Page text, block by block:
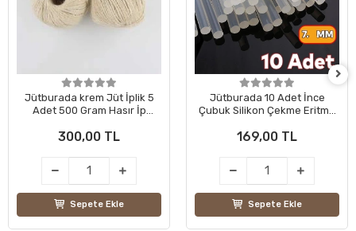
Jütburada krem Jüt İplik 5
Adet 500 Gram Hasır İp
300,00 TL
Sepete Ekle
Jütburada 10 Adet İnce
Çubuk Silikon Çekme Eritme
169,00 TL
Sepete Ekle